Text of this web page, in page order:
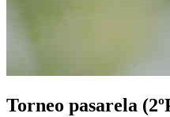
Torneo pasarela